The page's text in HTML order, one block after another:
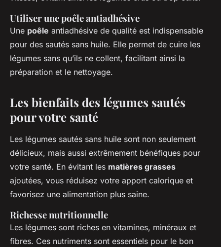
Utiliser une poêle antiadhésive
Une poêle antiadhésive de qualité est indispensable
pour des sautés sans huile. Elle permet de cuire les
légumes sans qu’ils ne collent, facilitant ainsi la
préparation et le nettoyage.
Les bienfaits des légumes sautés
pour votre santé
Les légumes sautés sans huile sont non seulement
délicieux, mais aussi extrêmement bénéfiques pour
votre santé. En évitant les matières grasses
ajoutées, vous réduisez votre apport calorique et
favorisez une alimentation plus saine.
Richesse nutritionnelle
Les légumes sont riches en vitamines, minéraux et
fibres. Ces nutriments sont essentiels pour le bon